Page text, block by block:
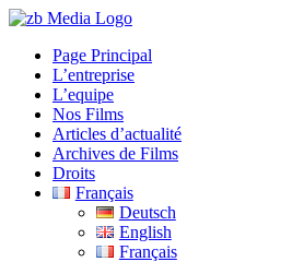
Skip
contentPage Principal
L’entreprise
L’equipe
Nos Films
Articles d’actualité
Archives de Films
Droits
Français
Deutsch
English
Français